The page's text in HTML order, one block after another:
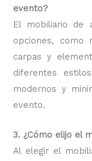
evento?
El mobiliario de
opciones, como
carpas y
diferentes
modernos y
evento.
3. ¿Cómo elijo el
Al elegir el